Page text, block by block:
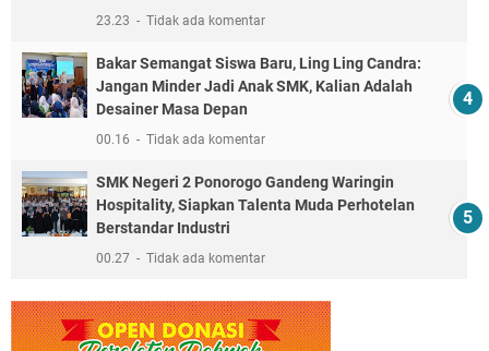
23.23 Tidak ada komentar
Bakar Semangat Siswa Baru, Ling Ling Candra:
Jangan Minder Jadi Anak SMK, Kalian Adalah
Desainer Masa Depan
00.16 Tidak ada komentar
SMK Negeri 2 Ponorogo Gandeng Waringin
Hospitality, Siapkan Talenta Muda Perhotelan
Berstandar Industri
00.27 Tidak ada komentar